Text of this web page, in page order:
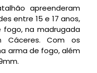
apreenderam
entre 15 e 17 anos,
na madrugada
Cáceres. Com os
arma de fogo, além